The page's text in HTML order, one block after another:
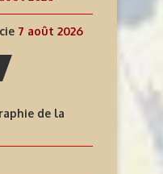
INFORMATIONS J68TT –
7 août 2026
7 août 2026
de la